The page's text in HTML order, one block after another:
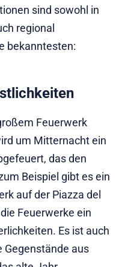
sind sowohl in
regional
bekanntesten:
Feuerwerk
um Mitternacht ein
das den
Beispiel gibt es ein
auf der Piazza del
Feuerwerke ein
Es ist auch
Gegenstände aus